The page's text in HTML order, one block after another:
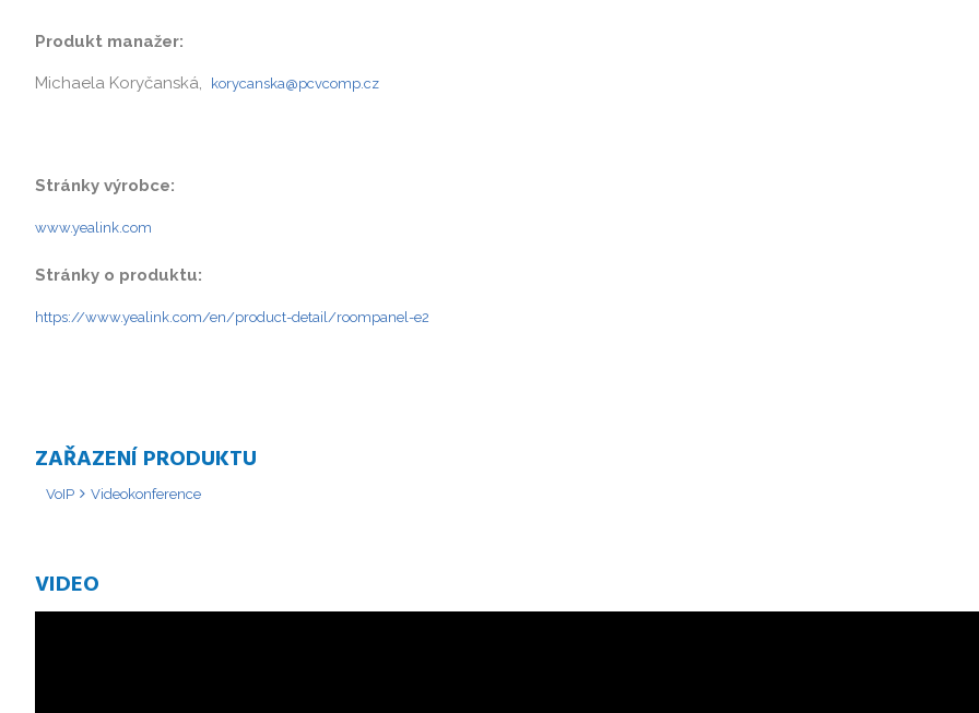
Produkt manažer:
Michaela Koryčanská, korycanska@pcvcomp.cz
Stránky výrobce:
www.yealink.com
Stránky o produktu:
https://www.yealink.com/en/product-detail/roompanel-e2
ZAŘAZENÍ PRODUKTU
VoIP Videokonference
VIDEO